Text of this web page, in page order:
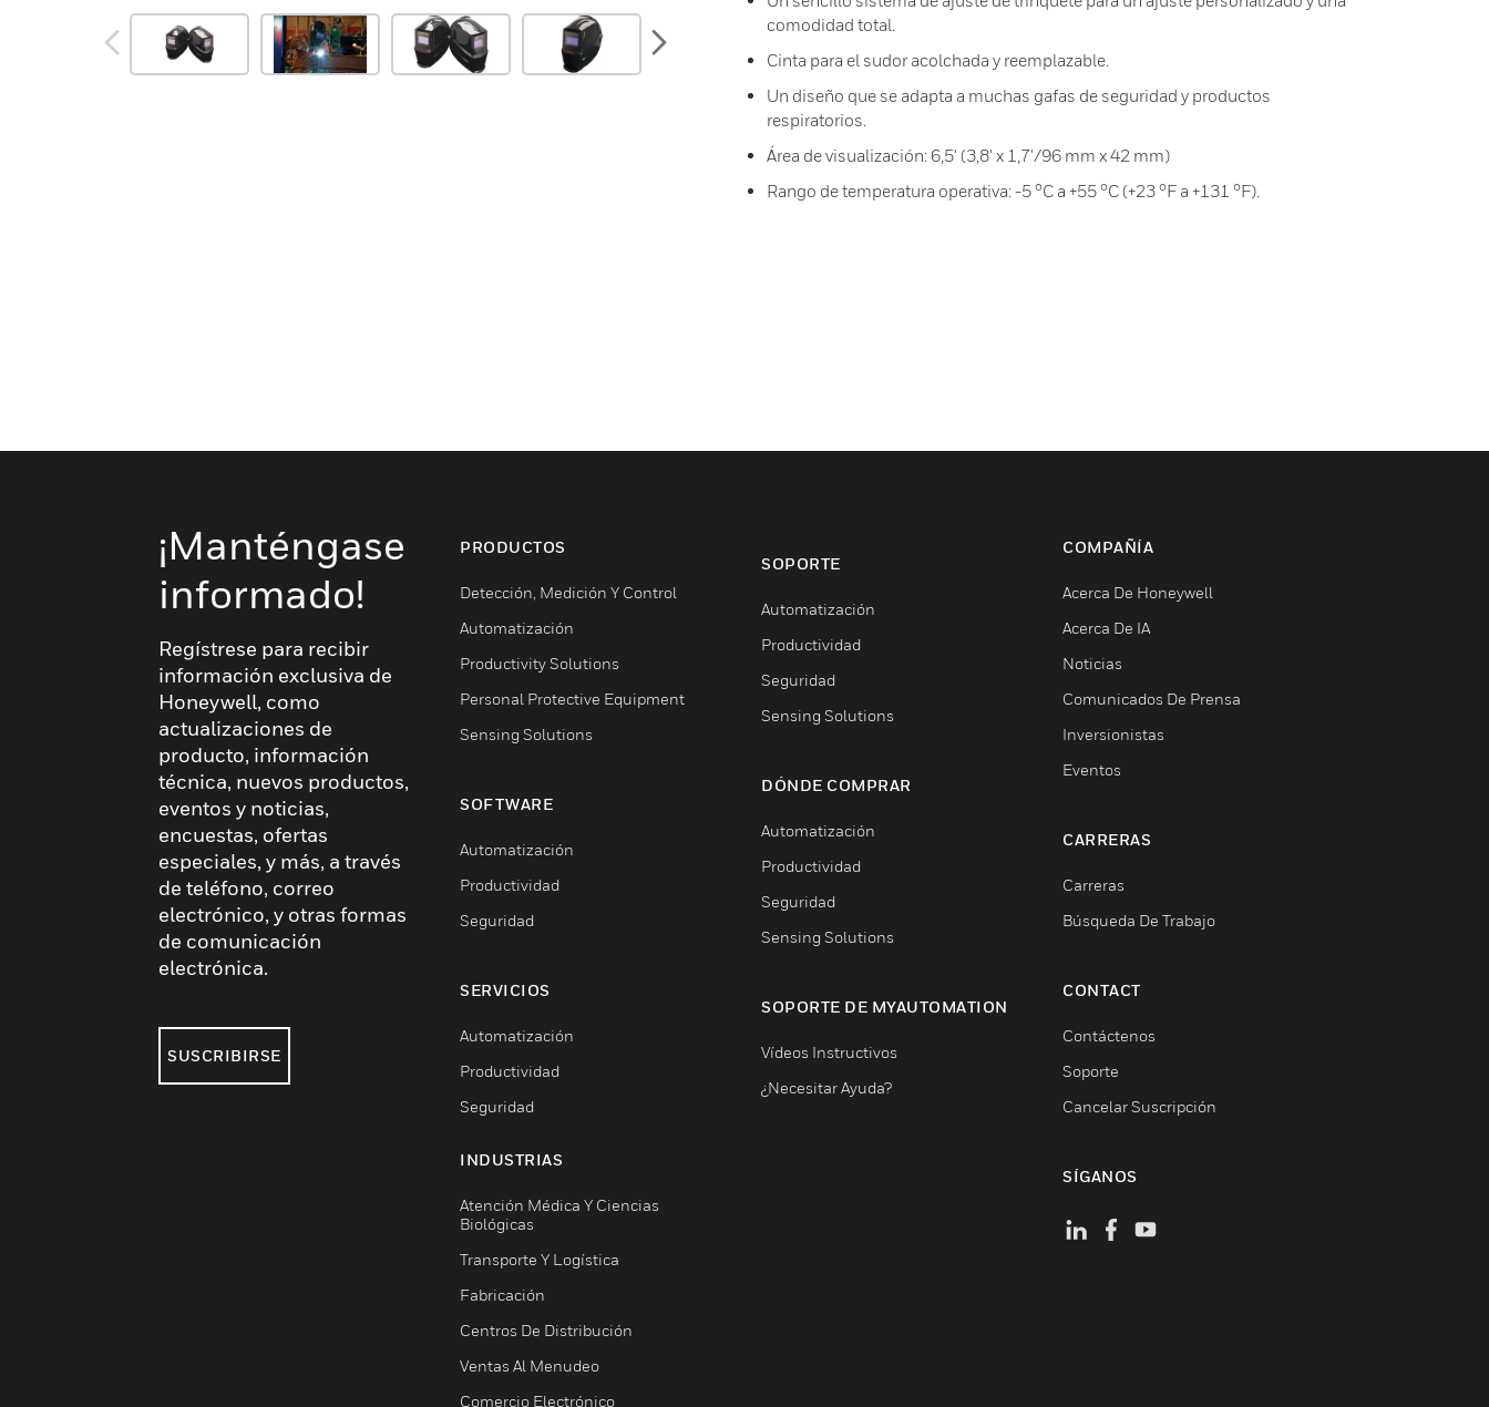
comodidad total.
Cinta para el sudor acolchada y reemplazable.
Un diseño que se adapta a muchas gafas de seguridad y productos
respiratorios.
Área de visualización: 6,5' (3,8' x 1,7'/96 mm x 42 mm)
Rango de temperatura operativa: -5 °C a +55 °C (+23 °F a +131 °F).
¡Manténgase
informado!
Regístrese para recibir
información exclusiva de
Honeywell, como
actualizaciones de
producto, información
técnica, nuevos productos,
eventos y noticias,
encuestas, ofertas
especiales, y más, a través
de teléfono, correo
electrónico, y otras formas
de comunicación
electrónica.
SUSCRIBIRSE
PRODUCTOS
Detección, Medición Y Control
Automatización
Productivity Solutions
Personal Protective Equipment
Sensing Solutions
SOFTWARE
Automatización
Productividad
Seguridad
SERVICIOS
Automatización
Productividad
Seguridad
INDUSTRIAS
Atención Médica Y Ciencias
Biológicas
Transporte Y Logística
Fabricación
Centros De Distribución
Ventas Al Menudeo
Comercio Electrónico
SOPORTE
Automatización
Productividad
Seguridad
Sensing Solutions
DÓNDE COMPRAR
Automatización
Productividad
Seguridad
Sensing Solutions
SOPORTE DE MYAUTOMATION
Vídeos Instructivos
¿Necesitar Ayuda?
COMPAÑÍA
Acerca De Honeywell
Acerca De IA
Noticias
Comunicados De Prensa
Inversionistas
Eventos
CARRERAS
Carreras
Búsqueda De Trabajo
CONTACT
Contáctenos
Soporte
Cancelar Suscripción
SÍGANOS